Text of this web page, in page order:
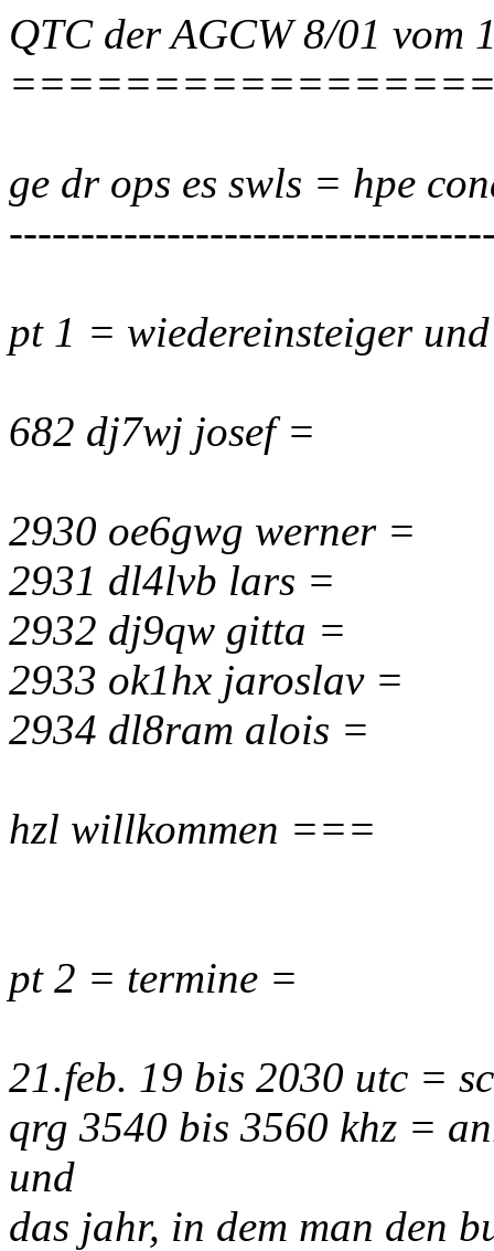
QTC der AGCW 8/01 vom
ge dr ops es swls = hpe
pt 1 = wiedereinsteiger
682 dj7wj josef =
2930 oe6gwg werner =
2931 dl4lvb lars =
2932 dj9qw gitta =
2933 ok1hx jaroslav =
2934 dl8ram alois =
hzl willkommen ===
pt 2 = termine =
21.feb. 19 bis 2030 utc =
qrg 3540 bis 3560 khz =
und
das jahr, in dem man den